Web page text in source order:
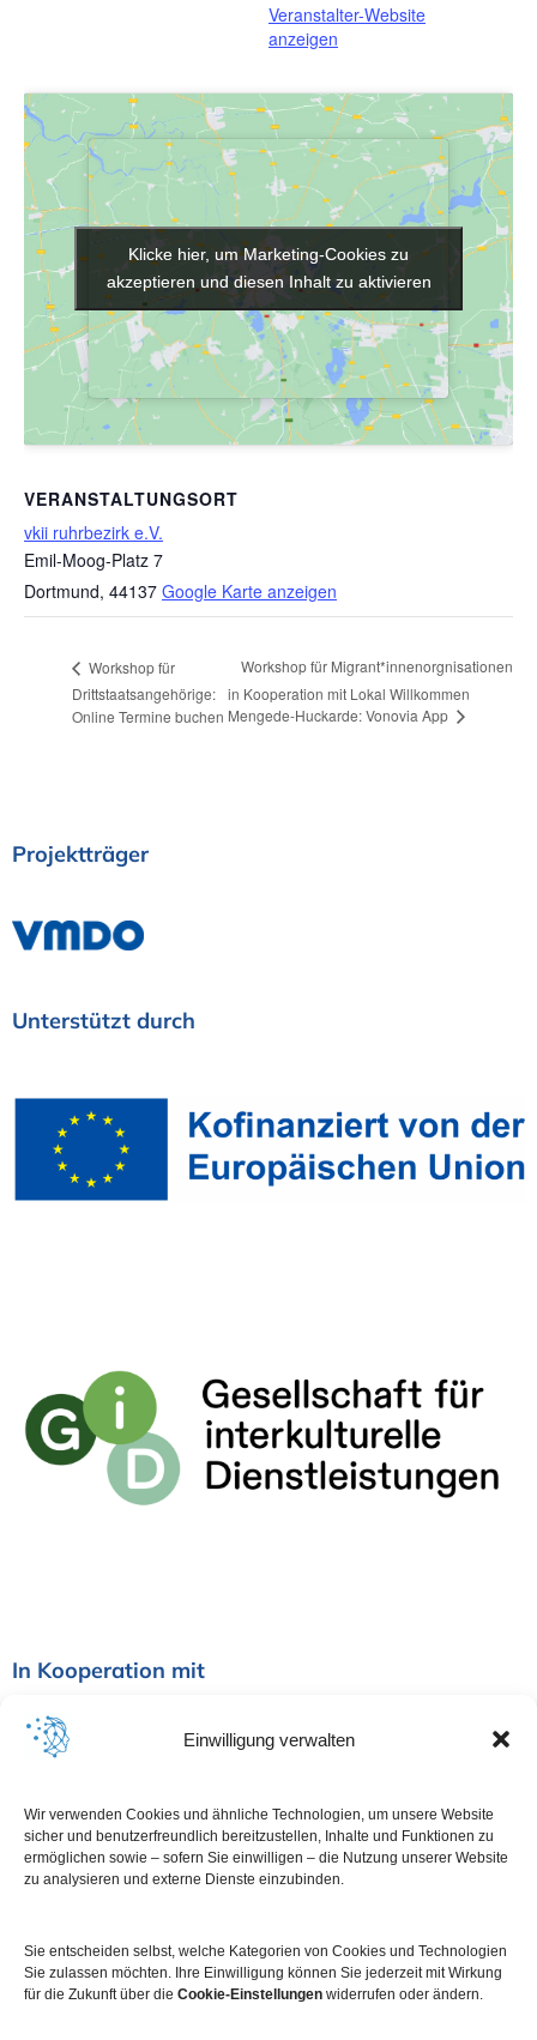
Einwilligung verwalten
Wir verwenden Cookies und ähnliche Technologien, um unsere Website
sicher und benutzerfreundlich bereitzustellen, Inhalte und Funktionen zu
ermöglichen sowie – sofern Sie einwilligen – die Nutzung unserer Website
zu analysieren und externe Dienste einzubinden.
Sie entscheiden selbst, welche Kategorien von Cookies und Technologien
Sie zulassen möchten. Ihre Einwilligung können Sie jederzeit mit Wirkung
für die Zukunft über die Cookie-Einstellungen widerrufen oder ändern.
Veranstalter-Website
anzeigen
VERANSTALTUNGSORT
vkii ruhrbezirk e.V.
Emil-Moog-Platz 7
Dortmund, 44137 Google Karte anzeigen
Klicke hier, um Marketing-Cookies zu
akzeptieren und diesen Inhalt zu aktivieren
Klicke hier, um Marketing-Cookies zu
akzeptieren und diesen Inhalt zu aktivieren
Workshop für
Drittstaatsangehörige:
Online Termine buchen
Workshop für Migrant*innenorgnisationen
in Kooperation mit Lokal Willkommen
Mengede-Huckarde: Vonovia App
Projektträger
Unterstützt durch
In Kooperation mit